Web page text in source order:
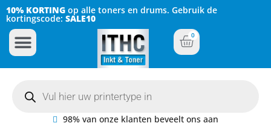
10% KORTING op alle toners en drums. Gebruik de
kortingscode: SALE10
0
98% van onze klanten beveelt ons aan